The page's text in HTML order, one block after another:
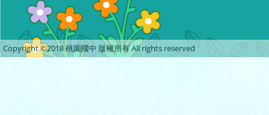
Copyright ©2018 桃園國中 版權所有 All rights reserved